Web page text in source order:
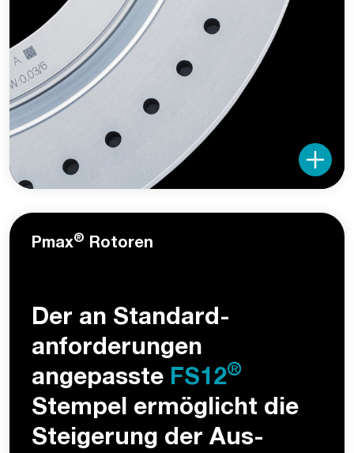
Pmax® Rotoren
Der an Standard­
anforderungen
angepasste FS12®
Stempel ermöglicht die
Steigerung der Aus­